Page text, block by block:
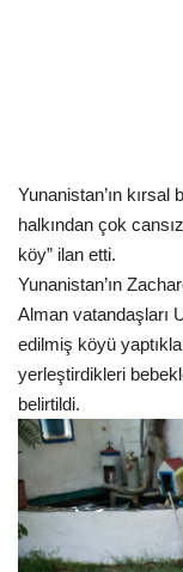
Gündem
Dünya
Yunanistan’ın
halkından çok
köy” ilan etti.
Yunanistan’ın
Alman vatandaşları
edilmiş köyü
yerleştirdikleri
belirtildi.